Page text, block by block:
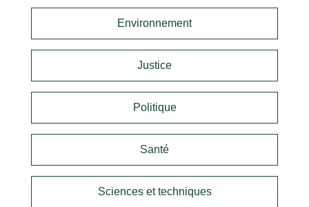
Environnement
Justice
Politique
Santé
Sciences et techniques